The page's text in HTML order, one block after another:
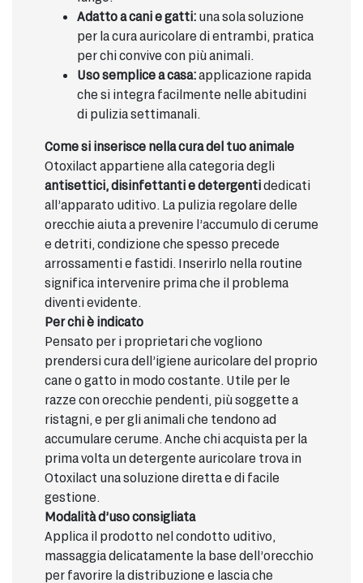
Adatto a cani e gatti: una sola soluzione
per la cura auricolare di entrambi, pratica
per chi convive con più animali.
Uso semplice a casa:applicazione rapida
che si integra facilmente nelle abitudini
di pulizia settimanali.
Come si inserisce nella cura del tuo animale
Otoxilact appartiene alla categoria degli
antisettici, disinfettanti e detergentidedicati
all’apparato uditivo. La pulizia regolare delle
orecchie aiuta a prevenire l’accumulo di cerume
e detriti, condizione che spesso precede
arrossamenti e fastidi. Inserirlo nella routine
significa intervenire prima che il problema
diventi evidente.
Per chi è indicato
Pensato per i proprietari che vogliono
prendersi cura dell’igiene auricolare del proprio
cane o gatto in modo costante. Utile per le
razze con orecchie pendenti, più soggette a
ristagni, e per gli animali che tendono ad
accumulare cerume. Anche chi acquista per la
prima volta un detergente auricolare trova in
Otoxilact una soluzione diretta e di facile
gestione.
Modalità d’uso consigliata
Applica il prodotto nel condotto uditivo,
massaggia delicatamente la base dell’orecchio
per favorire la distribuzione e lascia che